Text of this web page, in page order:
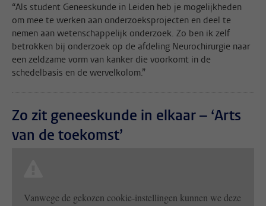
“Als student Geneeskunde in Leiden heb je mogelijkheden
om mee te werken aan onderzoeksprojecten en deel te
nemen aan wetenschappelijk onderzoek. Zo ben ik zelf
betrokken bij onderzoek op de afdeling Neurochirurgie naar
een zeldzame vorm van kanker die voorkomt in de
schedelbasis en de wervelkolom.”
Zo zit geneeskunde in elkaar – ‘Arts
van de toekomst’
Vanwege de gekozen cookie-instellingen kunnen we deze